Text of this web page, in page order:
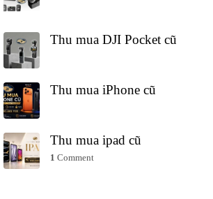
Thu mua DJI Pocket cũ
Thu mua iPhone cũ
Thu mua ipad cũ
1 Comment